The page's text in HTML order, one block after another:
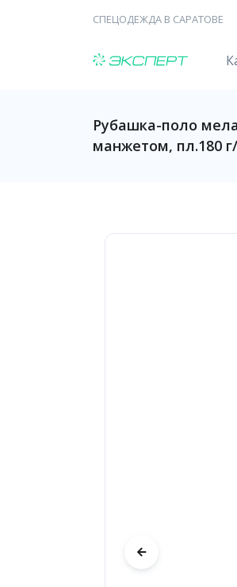
СПЕЦОДЕЖДА В САРАТОВЕ
Рубашка-поло
манжетом, пл.180